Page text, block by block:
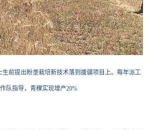
前提出粉垄栽培新技术落到援疆项目上。每年派工
作队指导，青稞实现增产20%